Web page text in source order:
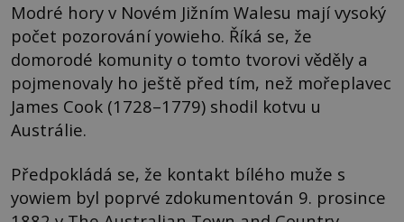
Modré hory v Novém Jižním Walesu mají vysoký
počet pozorování yowieho. Říká se, že
domorodé komunity o tomto tvorovi věděly a
pojmenovaly ho ještě před tím, než mořeplavec
James Cook (1728–1779) shodil kotvu u
Austrálie.
Předpokládá se, že kontakt bílého muže s
yowiem byl poprvé zdokumentován 9. prosince